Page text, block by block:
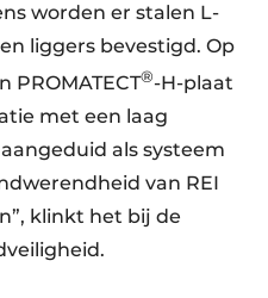
worden er stalen L-
liggers bevestigd. Op
PROMATECT®-H-plaat
met een laag
als systeem
van REI
klinkt het bij de